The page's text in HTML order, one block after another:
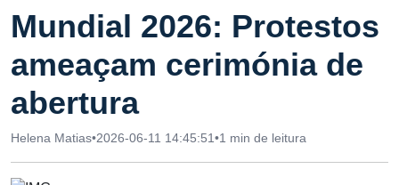
Mundial 2026: Protestos
ameaçam cerimónia de
abertura
Helena Matias•2026-06-11 14:45:51•1 min de leitura